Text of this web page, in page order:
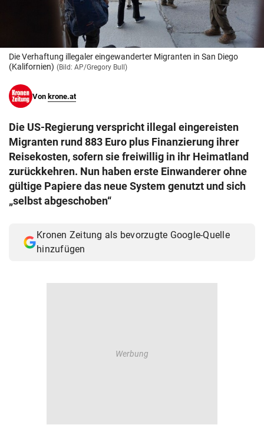
© Krone Multimedia GmbH & Co KG 2026
Muthgasse 2, 1190 Wien
Die Verhaftung illegaler eingewanderter Migranten in San Diego
(Kalifornien) (Bild: AP/Gregory Bull)
Von krone.at
Die US-Regierung verspricht illegal eingereisten
Migranten rund 883 Euro plus Finanzierung ihrer
Reisekosten, sofern sie freiwillig in ihr Heimatland
zurückkehren. Nun haben erste Einwanderer ohne
gültige Papiere das neue System genutzt und sich
„selbst abgeschoben“
Kronen Zeitung als bevorzugte Google-Quelle
hinzufügen